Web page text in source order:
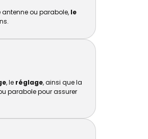
ou parabole, le
, le réglage, ainsi que la
parabole pour assurer